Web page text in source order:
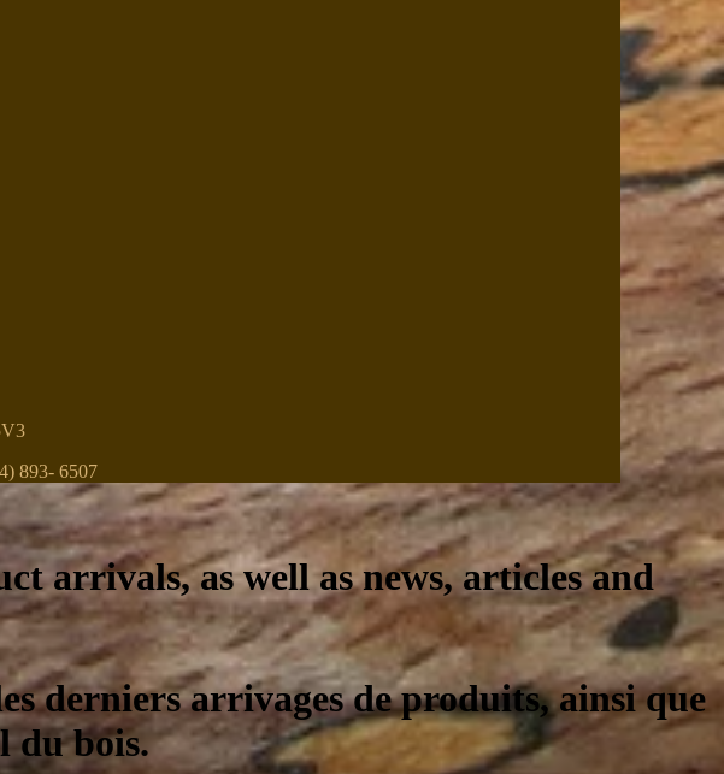
893- 6507
arrivals, as well as news, articles and
derniers arrivages de produits, ainsi que
du bois.